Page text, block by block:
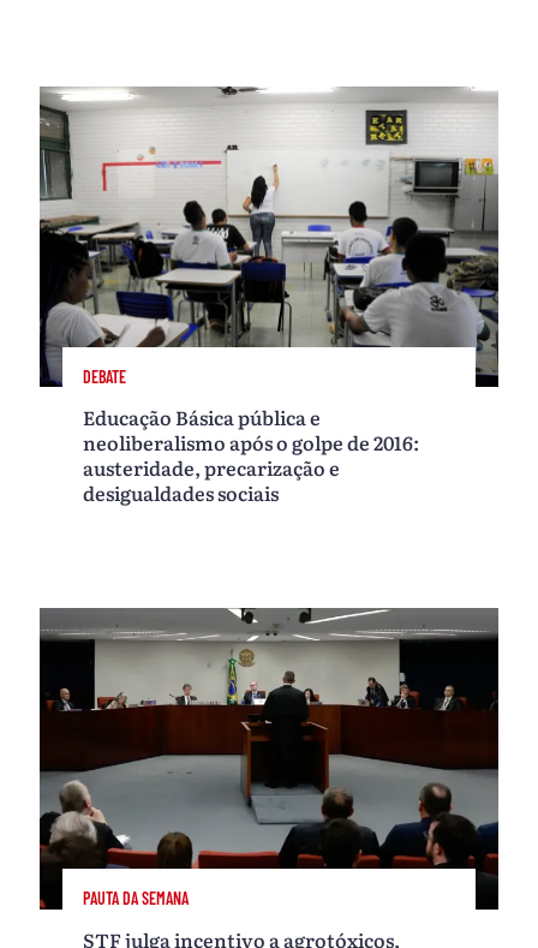
DEBATE
Educação Básica pública e
neoliberalismo após o golpe de 2016:
austeridade, precarização e
desigualdades sociais
PAUTA DA SEMANA
STF julga incentivo a agrotóxicos,